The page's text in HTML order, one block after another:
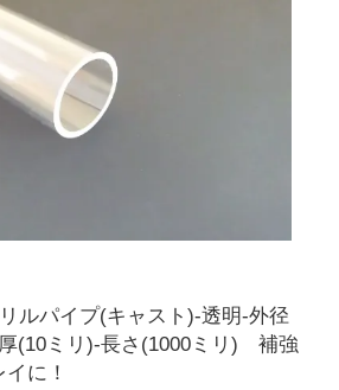
ルパイプ(キャスト)-透明-外径
(10ミリ)-長さ(1000ミリ) 補強
に！